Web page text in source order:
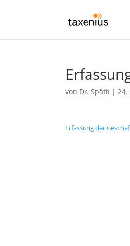
von Dr. Späth |24.
Erfassung der